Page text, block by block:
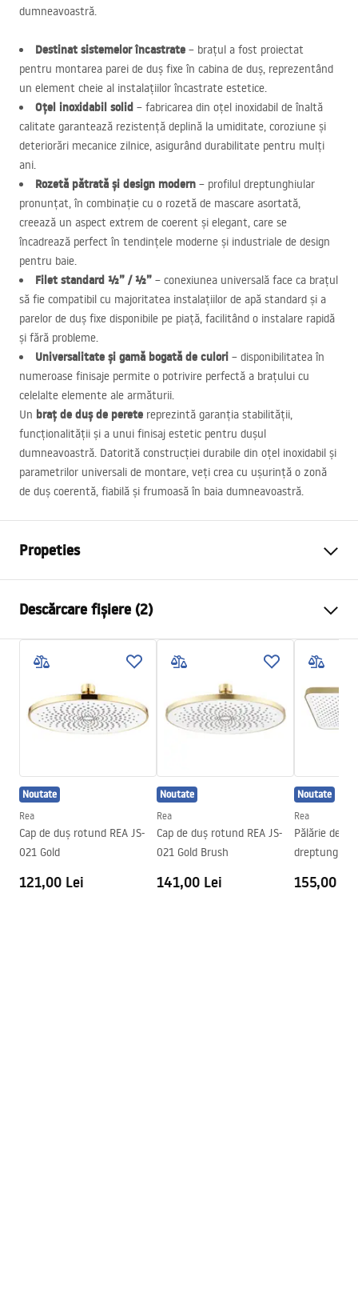
dumneavoastră.
Destinat sistemelor încastrate – brațul a fost proiectat
pentru montarea parei de duș fixe în cabina de duș, reprezentând
un element cheie al instalațiilor încastrate estetice.
Oțel inoxidabil solid – fabricarea din oțel inoxidabil de înaltă
calitate garantează rezistență deplină la umiditate, coroziune și
deteriorări mecanice zilnice, asigurând durabilitate pentru mulți
ani.
Rozetă pătrată și design modern – profilul dreptunghiular
pronunțat, în combinație cu o rozetă de mascare asortată,
creează un aspect extrem de coerent și elegant, care se
încadrează perfect în tendințele moderne și industriale de design
pentru baie.
Filet standard ½” / ½” – conexiunea universală face ca brațul
să fie compatibil cu majoritatea instalațiilor de apă standard și a
parelor de duș fixe disponibile pe piață, facilitând o instalare rapidă
și fără probleme.
Universalitate și gamă bogată de culori – disponibilitatea în
numeroase finisaje permite o potrivire perfectă a brațului cu
celelalte elemente ale armăturii.
Un braț de duș de perete reprezintă garanția stabilității,
funcționalității și a unui finisaj estetic pentru dușul
dumneavoastră. Datorită construcției durabile din oțel inoxidabil și
parametrilor universali de montare, veți crea cu ușurință o zonă
de duș coerentă, fiabilă și frumoasă în baia dumneavoastră.
Propeties
Material
Metodă de montaj
Cu șuruburi
Latime
405
Inalime
28mm
Adâncime
30mm
Descărcare fișiere (2)
Pielęgnacja.pdf
Condiții de garanție
Noutate
Rea
Cap de duș rotund REA JS-
021 Gold
121,00 Lei
Noutate
Rea
Cap de duș rotund REA JS-
021 Gold Brush
141,00 Lei
Noutate
Rea
Pălărie de
155,00 Lei